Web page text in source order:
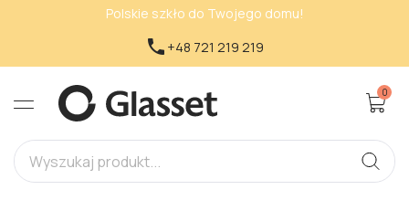
Polskie szkło do Twojego domu!
 +48 721 219 219
0